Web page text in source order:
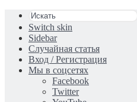
Switch skin
Sidebar
Случайная статья
Вход / Регистрация
Мы в соцсетях
Facebook
Twitter